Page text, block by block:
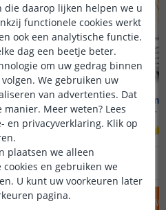
14,95
Zigbee
4 watt -
OP VOORRAAD
IN
die daarop lijken helpen we u
functionele cookies werkt
ook een analytische functie.
dag een beetje beter.
om uw gedrag binnen
We gebruiken uw
van advertenties. Dat
manier. Meer weten? Lees
en privacyverklaring. Klik op
plaatsen we alleen
en gebruiken we
U kunt uw voorkeuren later
pagina.